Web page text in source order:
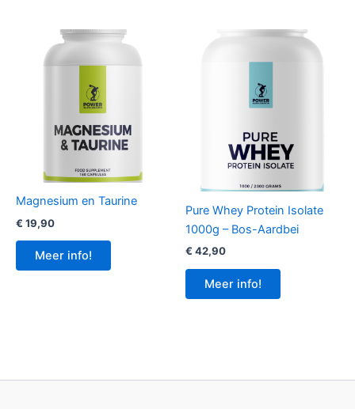
Magnesium en Taurine
€ 19,90
Meer info!
Pure Whey Protein Isolate
1000g – Bos-Aardbei
€ 42,90
Meer info!